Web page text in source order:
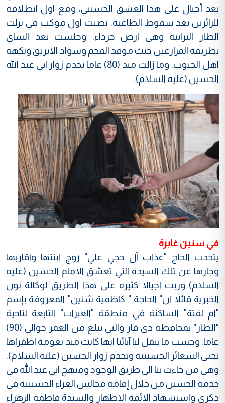
بعد أجيال على هذا العشق الحسيني، ومع اول انطلاقة
للزائرين بعد سقوط الطاغية، نصبت اول موكب في نزلت
الطار الترابية وهي ارض جرداء، وجلست تعد الشاي
بطريقة المزارعين حيث موقد الفحم وسواد الابريق ونكهة
اهل الجنوب، وما زالت منذ (80) عاما تخدم زوار ابي عبد الله
الحسين (عليه السلام).
في سنين غابرة
يتحدث الحاج "عذاب آل حجي علي" زوج ابنتها واقاربها
وجارها عن تلك السيدة التي تعشق الامام الحسين (عليه
السلام) وربت اجيالا كثيرة على هذا الطريق لوكالة نون
الخبرية قائلا ان" الحاجة " كاظمية شنين" المعروفة بإسم
"ام لفتة" الساكنة في منطقة "العبرات" التابعة لناحية
"الطار" بمحافظة ذي قار والتي تبلغ من العمر حوالي (90)
عاما، وحسب ما ينقل لنا آبائنا انها كانت منذ نعومة اظفراها
تحيي الشعائر الحسينية وتخدم زوار الحسين (عليه السلام)،
وهي من جاءت بنا الى طريق الوجود ومنهج ابي عبد الله في
خدمة الحسين من خلال إقامة مجالس العزاء الحسينية في
ذكرى واستشهاد الائمة الاطهار والسيدة فاطمة الزهراء